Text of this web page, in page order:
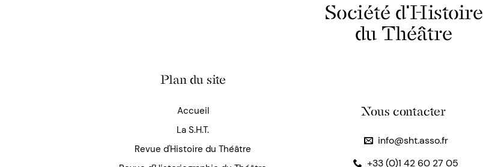
Société d'Histoire
du Théâtre
Plan du site
Accueil
La S.H.T.
Revue d'Histoire du Théâtre
Nous contacter
info@sht.asso.fr
+33 (0)1 42 60 27 05